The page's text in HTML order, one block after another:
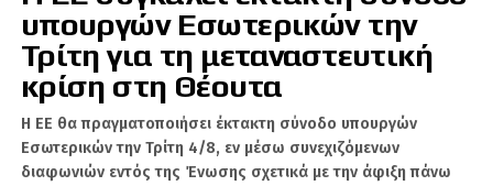
υπουργών Εσωτερικών την
Τρίτη για τη μεταναστευτική
κρίση στη Θέουτα
Η ΕΕ θα πραγματοποιήσει έκτακτη σύνοδο υπουργών
Εσωτερικών την Τρίτη 4/8, εν μέσω συνεχιζόμενων
διαφωνιών εντός της Ένωσης σχετικά με την άφιξη πάνω